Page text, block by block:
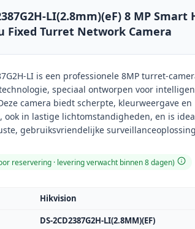
LI(2.8mm)(eF) 8 MP Smart
Fixed Turret Network Camera
LI is een professionele 8MP turret-
speciaal ontworpen voor
camera biedt scherpte, kleurweergave en
ook in lastige lichtomstandigheden, en is
gebruiksvriendelijke
reservering · levering verwacht binnen 8 dagen)
Hikvision
DS-2CD2387G2H-LI(2.8MM)(EF)